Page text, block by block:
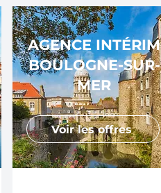
AGENCE INTÉRIM
BOULOGNE-SUR-
MER
Voir les offres